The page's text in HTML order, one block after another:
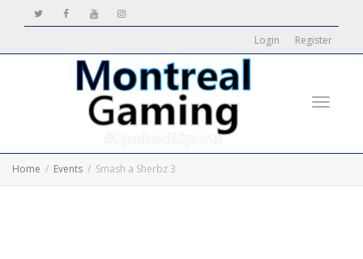
Login Register
Home Events Smash a Sherbz 3